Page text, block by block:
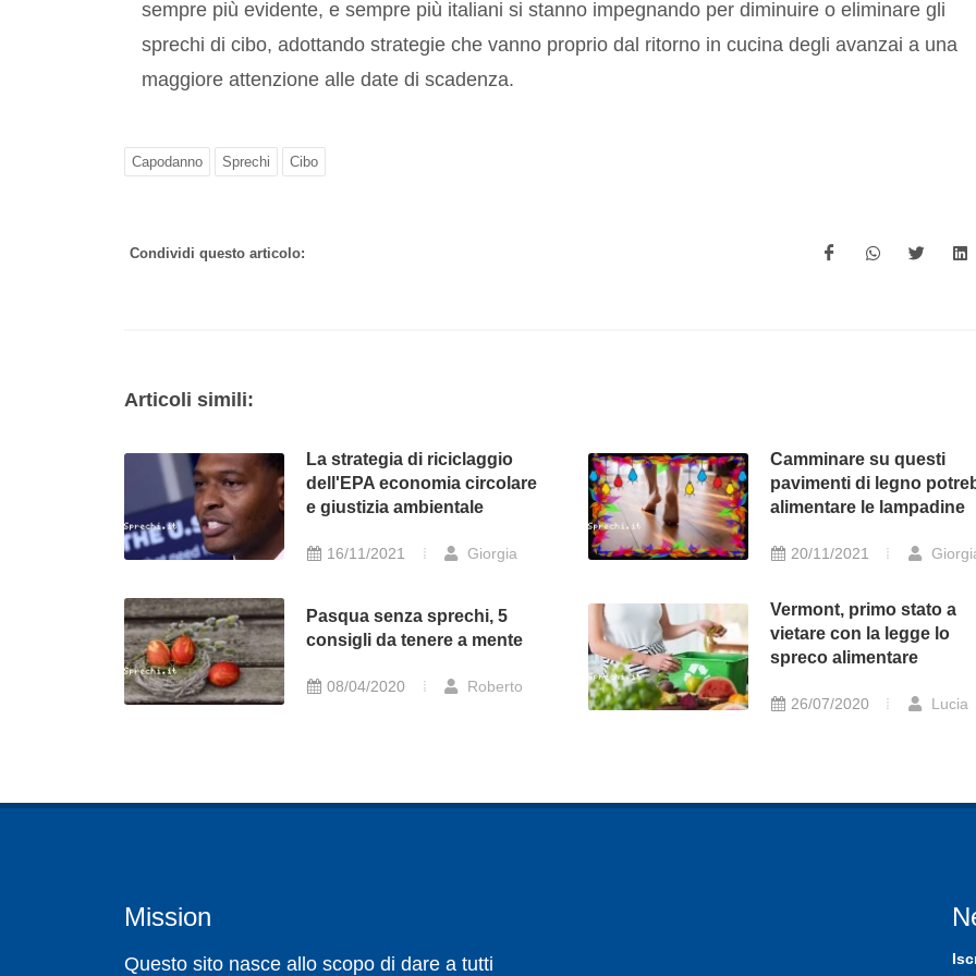
sempre più evidente, e sempre più italiani si stanno impegnando per diminuire o eliminare gli
sprechi di cibo, adottando strategie che vanno proprio dal ritorno in cucina degli avanzai a una
maggiore attenzione alle date di scadenza.
Capodanno Sprechi Cibo
Condividi questo articolo:
Articoli simili:
La strategia di riciclaggio
dell'EPA economia circolare
e giustizia ambientale
16/11/2021 Giorgia
Camminare su questi
pavimenti di legno
alimentare le lampadine
20/11/2021
Pasqua senza sprechi, 5
consigli da tenere a mente
08/04/2020 Roberto
Vermont, primo stato a
vietare con la legge lo
spreco alimentare
26/07/2020 Lucia
Mission
Questo sito nasce allo scopo di dare a tutti